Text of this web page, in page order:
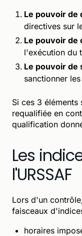
Le pouvoir de
directives sur
Le pouvoir de
l'exécution du
Le pouvoir de
sanctionner
Si ces 3
requalifiée en
qualification
Les
l'URSSAF
Lors d'un
faisceaux
horaires